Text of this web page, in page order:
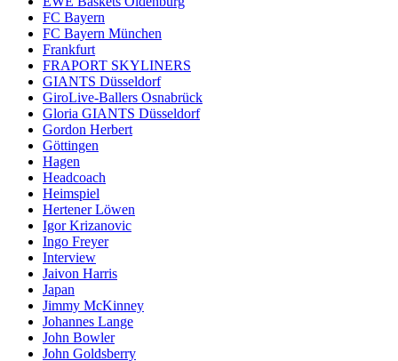
FC Bayern
FC Bayern München
Frankfurt
FRAPORT SKYLINERS
GIANTS Düsseldorf
GiroLive-Ballers Osnabrück
Gloria GIANTS Düsseldorf
Gordon Herbert
Göttingen
Hagen
Headcoach
Heimspiel
Hertener Löwen
Igor Krizanovic
Ingo Freyer
Interview
Jaivon Harris
Japan
Jimmy McKinney
Johannes Lange
John Bowler
John Goldsberry